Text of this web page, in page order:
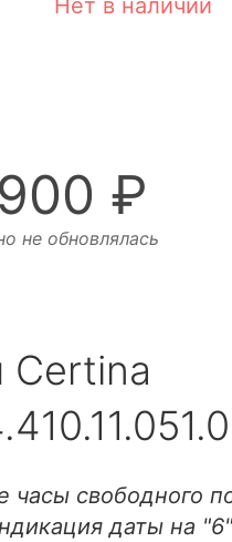
Нет в наличии
₽
не обновлялась
Certina
часы свободного
даты на